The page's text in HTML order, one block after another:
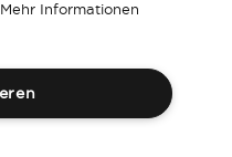
Informationen